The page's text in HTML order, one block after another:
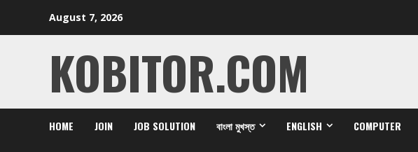
August 7, 2026
KOBITOR.COM
HOME JOIN JOB SOLUTION বাংলা মুখস্ত ENGLISH COMPUTER